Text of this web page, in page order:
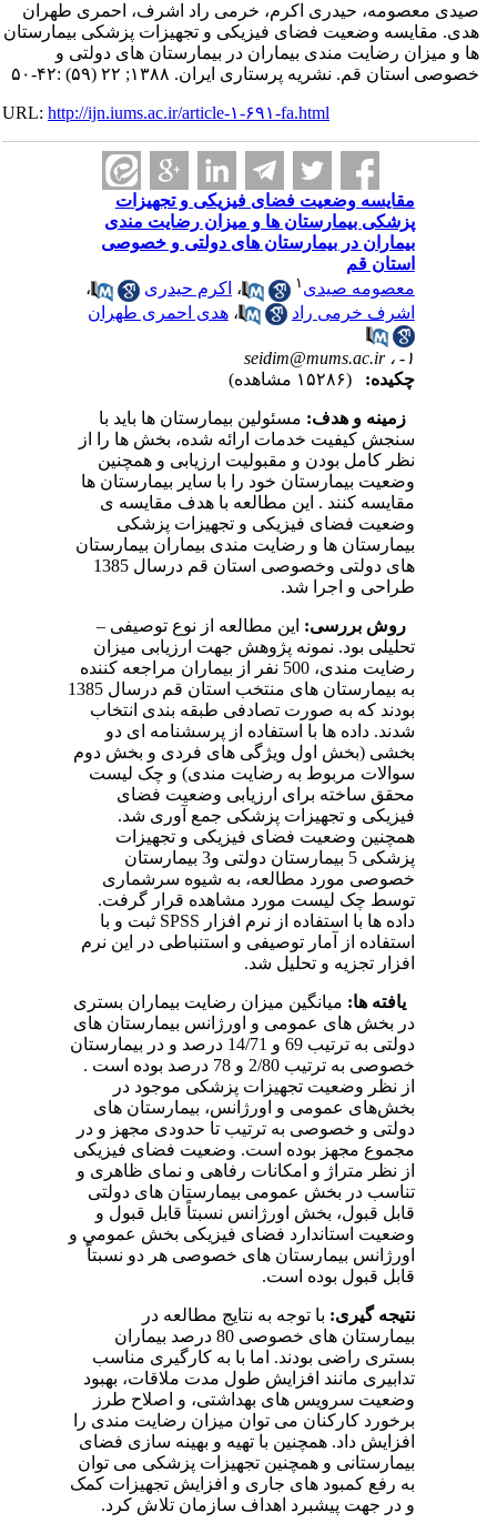
صیدی معصومه، حیدری اکرم، خرمی راد اشرف، احمری طهران
هدی. مقایسه وضعیت فضای فیزیکی و تجهیزات پزشکی بیمارستان
ها و میزان رضایت مندی بیماران در بیمارستان های دولتی و
خصوصی استان قم. نشریه پرستاری ایران. ۱۳۸۸; ۲۲ (۵۹) :۴۲-۵۰
URL:http://ijn.iums.ac.ir/article-۱-۶۹۱-fa.html
مقایسه وضعیت فضای فیزیکی و تجهیزات
پزشکی بیمارستان ها و میزان رضایت مندی
بیماران در بیمارستان های دولتی و خصوصی
استان قم
معصومه صیدی۱ ،اکرم حیدری
،
اشرف خرمی راد
،هدی احمری طهران
seidim@mums.ac.ir
چکیده:
زمینه و هدف:مسئولین بیمارستان ها باید با
سنجش کیفیت خدمات ارائه شده، بخش ها را از
نظر کامل بودن و مقبولیت ارزیابی و همچنین
وضعیت بیمارستان خود را با سایر بیمارستان ها
مقایسه کنند . این مطالعه با هدف مقایسه ی
وضعیت فضای فیزیکی و تجهیزات پزشکی
بیمارستان ها و رضایت مندی بیماران بیمارستان
های دولتی وخصوصی استان قم درسال 1385
طراحی و اجرا شد.
روش بررسی:این مطالعه از نوع توصیفی –
تحلیلی بود. نمونه پژوهش جهت ارزیابی میزان
رضایت مندی، 500 نفر از بیماران مراجعه کننده
به بیمارستان های منتخب استان قم درسال 1385
بودند که به صورت تصادفی طبقه بندی انتخاب
شدند. داده ها با استفاده از پرسشنامه ای دو
بخشی (بخش اول ویژگی های فردی و بخش دوم
سوالات مربوط به رضایت مندی) و چک لیست
محقق ساخته برای ارزیابی وضعیت فضای
فیزیکی و تجهیزات پزشکی جمع آوری شد.
همچنین وضعیت فضای فیزیکی و تجهیزات
پزشکی 5 بیمارستان دولتی و3 بیمارستان
خصوصی مورد مطالعه، به شیوه سرشماری
توسط چک لیست مورد مشاهده قرار گرفت.
داده ها با استفاده از نرم افزار SPSS ثبت و با
استفاده از آمار توصیفی و استنباطی در این نرم
افزار تجزیه و تحلیل شد.
یافته ها:میانگین میزان رضایت بیماران بستری
در بخش های عمومی و اورژانس بیمارستان های
دولتی به ترتیب 69 و 14/71 درصد و در بیمارستان
خصوصی به ترتیب 2/80 و 78 درصد بوده است .
از نظر وضعیت تجهیزات پزشکی موجود در
بخش‌های عمومی و اورژانس، بیمارستان های
دولتی و خصوصی به ترتیب تا حدودی مجهز و در
مجموع مجهز بوده است. وضعیت فضای فیزیکی
از نظر متراژ و امکانات رفاهی و نمای ظاهری و
تناسب در بخش عمومی بیمارستان های دولتی
قابل قبول، بخش اورژانس نسبتاً قابل قبول و
وضعیت استاندارد فضای فیزیکی بخش عمومی و
اورژانس بیمارستان های خصوصی هر دو نسبتاًً
قابل قبول بوده است.
نتیجه گیری:با توجه به نتایج مطالعه در
بیمارستان های خصوصی 80 درصد بیماران
بستری راضی بودند. اما با به کارگیری مناسب
تدابیری مانند افزایش طول مدت ملاقات، بهبود
وضعیت سرویس های بهداشتی، و اصلاح طرز
برخورد کارکنان می توان میزان رضایت مندی را
افزایش داد. همچنین با تهیه و بهینه سازی فضای
بیمارستانی و همچنین تجهیزات پزشکی می توان
به رفع کمبود های جاری و افزایش تجهیزات کمک
و در جهت پیشبرد اهداف سازمان تلاش کرد.